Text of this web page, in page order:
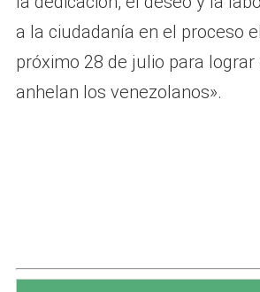
a la ciudadanía en el proceso
próximo 28 de julio para
anhelan los venezolanos».